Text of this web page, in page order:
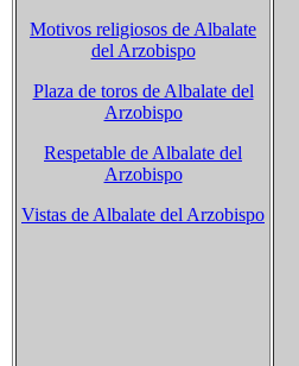
Motivos religiosos de Albalate
del Arzobispo
Plaza de toros de Albalate del
Arzobispo
Respetable de Albalate del
Arzobispo
Vistas de Albalate del Arzobispo